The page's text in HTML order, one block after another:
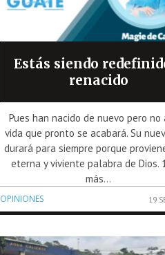
Estás siendo
renacido
Pues han nacido de nuevo pero no
vida que pronto se acabará. Su
durará para siempre porque
eterna y viviente palabra de Dios.
más...
OPINIONES 19
NOTICIAS